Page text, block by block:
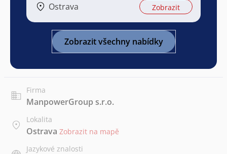
Ostrava Zobrazit
Zobrazit všechny nabídky
Firma
ManpowerGroup s.r.o.
Lokalita
Ostrava Zobrazit na mapě
Jazykové znalosti